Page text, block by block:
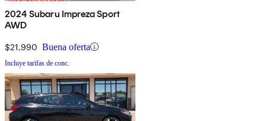
2024 Subaru Impreza Sport
AWD
$21,990 Buena oferta
Incluye tarifas de conc.